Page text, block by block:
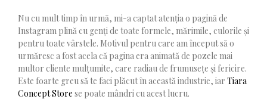
Nu cu mult timp în urmă, mi-a captat atenția o pagină de
Instagram plină cu genți de toate formele, mărimile, culorile și
pentru toate vârstele. Motivul pentru care am început să o
urmăresc a fost acela că pagina era animată de pozele mai
multor cliente mulțumite, care radiau de frumusețe și fericire.
Este foarte greu să te faci plăcut în această industrie, iar Tiara
Concept Store se poate mândri cu acest lucru.